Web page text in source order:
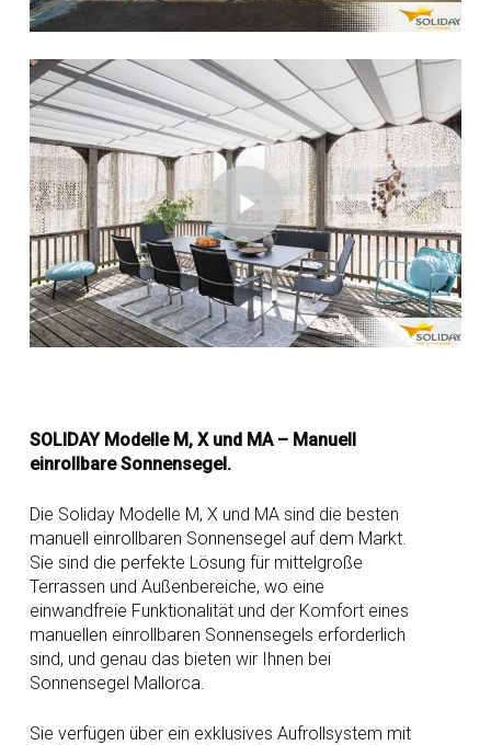
Play Video
Play Video
SOLIDAY Modelle M, X und MA – Manuell
einrollbare Sonnensegel.
Die Soliday Modelle M, X und MA sind die besten
manuell einrollbaren Sonnensegel auf dem Markt.
Sie sind die perfekte Lösung für mittelgroße
Terrassen und Außenbereiche, wo eine
einwandfreie Funktionalität und der Komfort eines
manuellen einrollbaren Sonnensegels erforderlich
sind, und genau das bieten wir Ihnen bei
Sonnensegel Mallorca.
Sie verfügen über ein exklusives Aufrollsystem mit